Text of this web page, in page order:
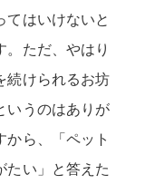
てはいけないと
。ただ、やはり
続けられるお坊
いうのはありが
から、「ペット
たい」と答えた